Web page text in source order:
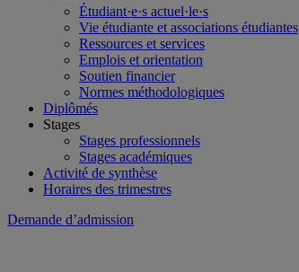
Étudiant·e·s actuel·le·s
Vie étudiante et associations étudiantes
Ressources et services
Emplois et orientation
Soutien financier
Normes méthodologiques
Diplômés
Stages
Stages professionnels
Stages académiques
Activité de synthèse
Horaires des trimestres
Demande d’admission